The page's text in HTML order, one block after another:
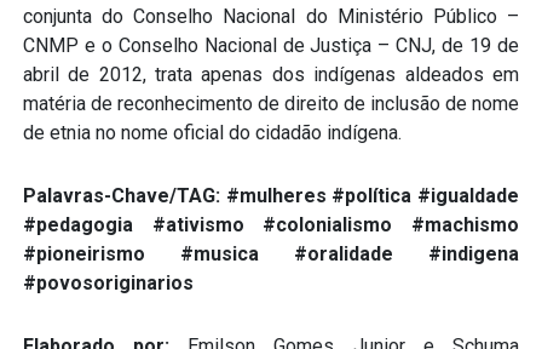
conjunta do Conselho Nacional do Ministério Público –
CNMP e o Conselho Nacional de Justiça – CNJ, de 19 de
abril de 2012, trata apenas dos indígenas aldeados em
matéria de reconhecimento de direito de inclusão de nome
de etnia no nome oficial do cidadão indígena.
Palavras-Chave/TAG: #mulheres #política #igualdade
#pedagogia #ativismo #colonialismo #machismo
#pioneirismo #musica #oralidade #indigena
#povosoriginarios